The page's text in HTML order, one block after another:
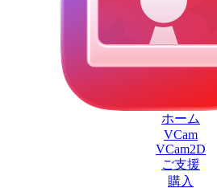
ホーム
VCam
VCam2D
ご支援
購入